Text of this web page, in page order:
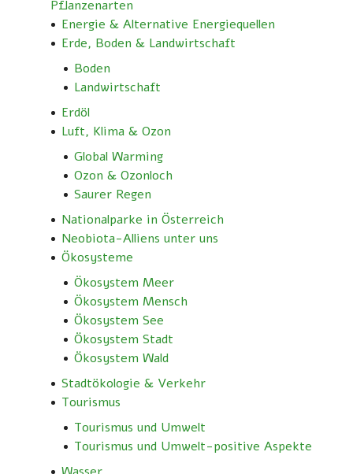
Pflanzenarten
Energie & Alternative Energiequellen
Erde, Boden & Landwirtschaft
Boden
Landwirtschaft
Erdöl
Luft, Klima & Ozon
Global Warming
Ozon & Ozonloch
Saurer Regen
Nationalparke in Österreich
Neobiota-Alliens unter uns
Ökosysteme
Ökosystem Meer
Ökosystem Mensch
Ökosystem See
Ökosystem Stadt
Ökosystem Wald
Stadtökologie & Verkehr
Tourismus
Tourismus und Umwelt
Tourismus und Umwelt-positive Aspekte